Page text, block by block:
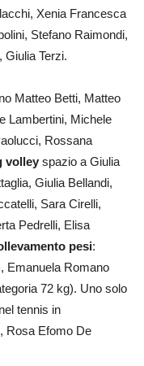
Xenia Francesca
Stefano Raimondi,
Giulia Terzi.
Matteo Betti, Matteo
Lambertini, Michele
Rossana
volley spazio a Giulia
Giulia Bellandi,
Sara Cirelli,
Pedrelli, Elisa
pesi:
Emanuela Romano
72 kg). Uno solo
tennis in
Rosa Efomo De